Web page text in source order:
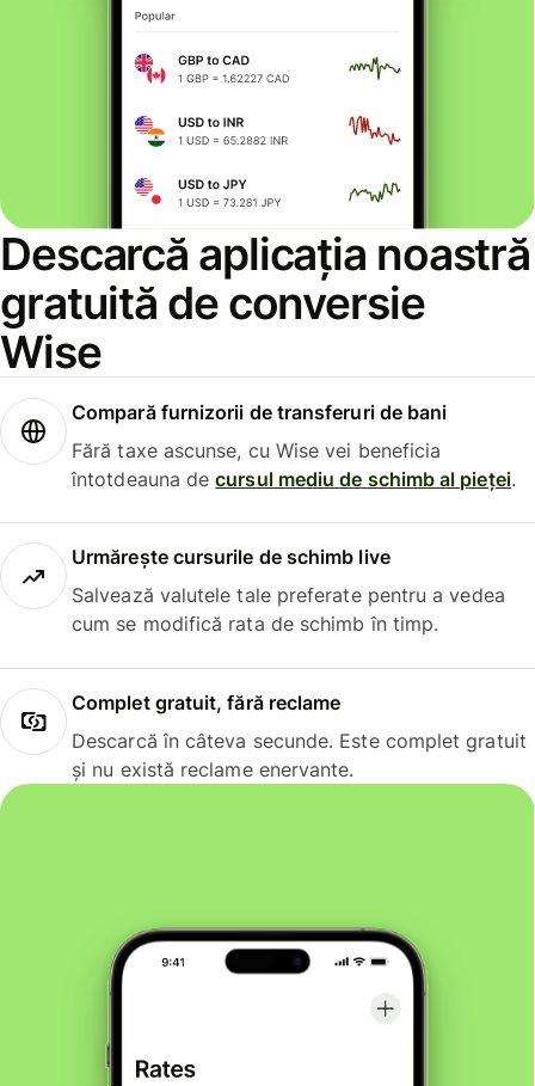
Descarcă aplicația noastră
gratuită de conversie
Wise
Compară furnizorii de transferuri de bani
Fără taxe ascunse, cu Wise vei beneficia
întotdeauna decursul mediu de schimb al pieței.
Urmărește cursurile de schimb live
Salvează valutele tale preferate pentru a vedea
cum se modifică rata de schimb în timp.
Complet gratuit, fără reclame
Descarcă în câteva secunde. Este complet gratuit
și nu există reclame enervante.